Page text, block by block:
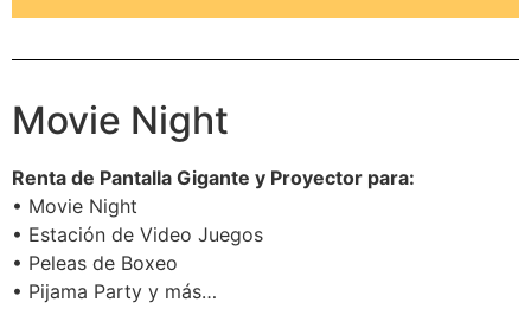
Movie Night
Renta de Pantalla Gigante y Proyector para:
• Movie Night
• Estación de Video Juegos
• Peleas de Boxeo
• Pijama Party y más…